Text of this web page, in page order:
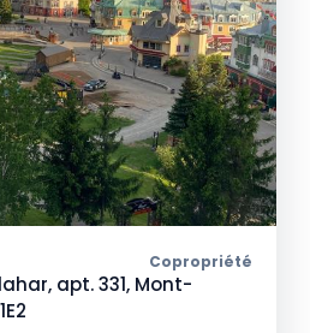
Copropriété
apt. 331, Mont-